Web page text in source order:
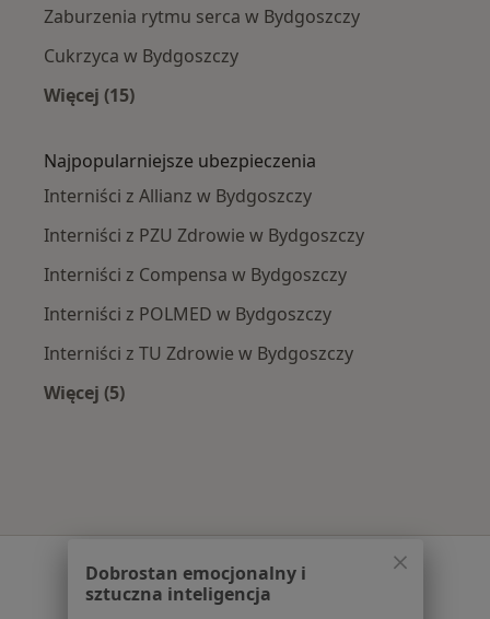
Zaburzenia rytmu serca w Bydgoszczy
Cukrzyca w Bydgoszczy
Więcej (15)
Najpopularniejsze ubezpieczenia
Interniści z Allianz w Bydgoszczy
Interniści z PZU Zdrowie w Bydgoszczy
Interniści z Compensa w Bydgoszczy
Interniści z POLMED w Bydgoszczy
Interniści z TU Zdrowie w Bydgoszczy
Więcej (5)
Serwis
Regulamin
Dobrostan emocjonalny i
sztuczna inteligencja